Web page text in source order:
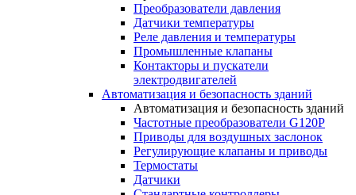
Преобразователи давления
Датчики температуры
Реле давления и температуры
Промышленные клапаны
Контакторы и пускатели
электродвигателей
Автоматизация и безопасность зданий
Автоматизация и безопасность зданий
Частотные преобразователи G120P
Приводы для воздушных заслонок
Регулирующие клапаны и приводы
Термостаты
Датчики